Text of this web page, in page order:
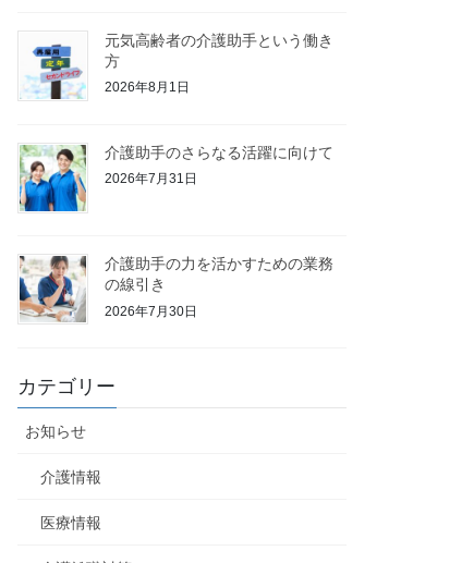
元気高齢者の介護助手という働き
方
2026年8月1日
介護助手のさらなる活躍に向けて
2026年7月31日
介護助手の力を活かすための業務
の線引き
2026年7月30日
カテゴリー
お知らせ
介護情報
医療情報